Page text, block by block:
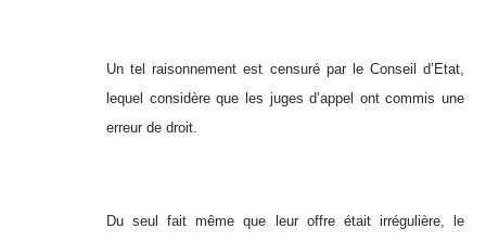
Un tel raisonnement est censuré par le Conseil d’Etat,
lequel considère que les juges d’appel ont commis une
erreur de droit.
Du seul fait même que leur offre était irrégulière, le